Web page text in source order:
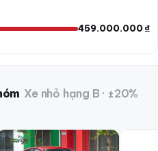
459.000.000 ₫
Xe nhỏ hạng B · ±20%